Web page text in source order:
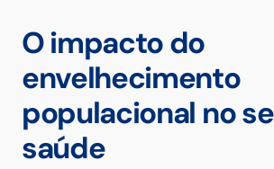
O impacto do
envelhecimento
populacional no
saúde